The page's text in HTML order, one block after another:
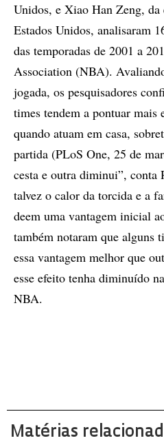
Unidos, e Xiao Han Zeng, da
Estados Unidos, analisaram
das temporadas de 2001 a
Association (NBA).
jogada, os pesquisadores
times tendem a pontuar mais
quando atuam em casa,
partida (PLoS One, 25 de
cesta e outra diminui”, conta
talvez o calor da torcida e a
deem uma vantagem inicial
também notaram que alguns
essa vantagem melhor que
esse efeito tenha diminuído
NBA.